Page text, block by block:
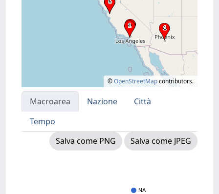
©OpenStreetMapcontributors.
Macroarea Nazione
Città
Tempo
Salva come PNG
Salva come JPEG
NA